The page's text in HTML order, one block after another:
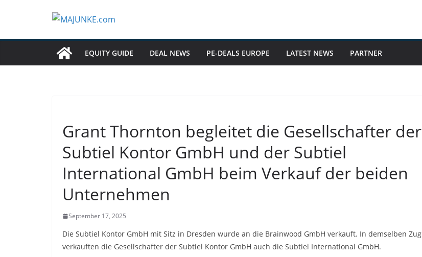
EQUITY GUIDE DEAL NEWS PE-DEALS EUROPE LATEST NEWS PARTNER
Grant Thornton begleitet die Gesellschafter der
Subtiel Kontor GmbH und der Subtiel
International GmbH beim Verkauf der beiden
Unternehmen
September 17, 2025
Die Subtiel Kontor GmbH mit Sitz in Dresden wurde an die Brainwood GmbH verkauft. In demselben Zug
verkauften die Gesellschafter der Subtiel Kontor GmbH auch die Subtiel International GmbH.